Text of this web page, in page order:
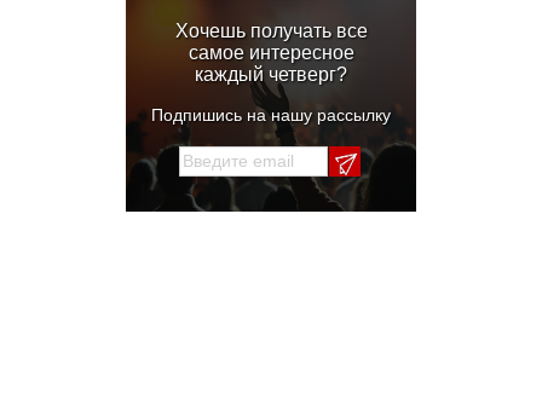
Хочешь получать все
самое интересное
каждый четверг?
Подпишись на нашу рассылку